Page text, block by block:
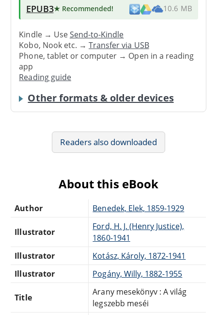
EPUB3★ Recommended! 10.6 MB
Kindle → UseSend-to-Kindle
Kobo, Nook etc. →Transfer via USB
Phone, tablet or computer → Open in a reading
app
Reading guide
Other formats & older devices
Readers also downloaded
About this eBook
Author Benedek, Elek, 1859-1929
Illustrator
Ford, H. J. (Henry Justice),
1860-1941
Illustrator
Kotász, Károly, 1872-1941
Illustrator
Pogány, Willy, 1882-1955
Title
Arany mesekönyv : A világ
legszebb meséi